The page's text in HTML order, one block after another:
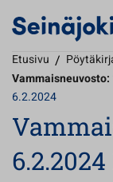
Etusivu /
6.2.2024
6.2.2024